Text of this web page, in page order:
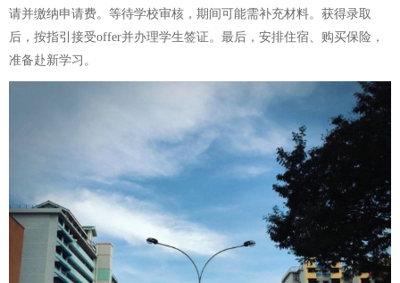
请并缴纳申请费。等待学校审核，期间可能需补充材料。获得录取
后，按指引接受offer并办理学生签证。最后，安排住宿、购买保险，
准备赴新学习。